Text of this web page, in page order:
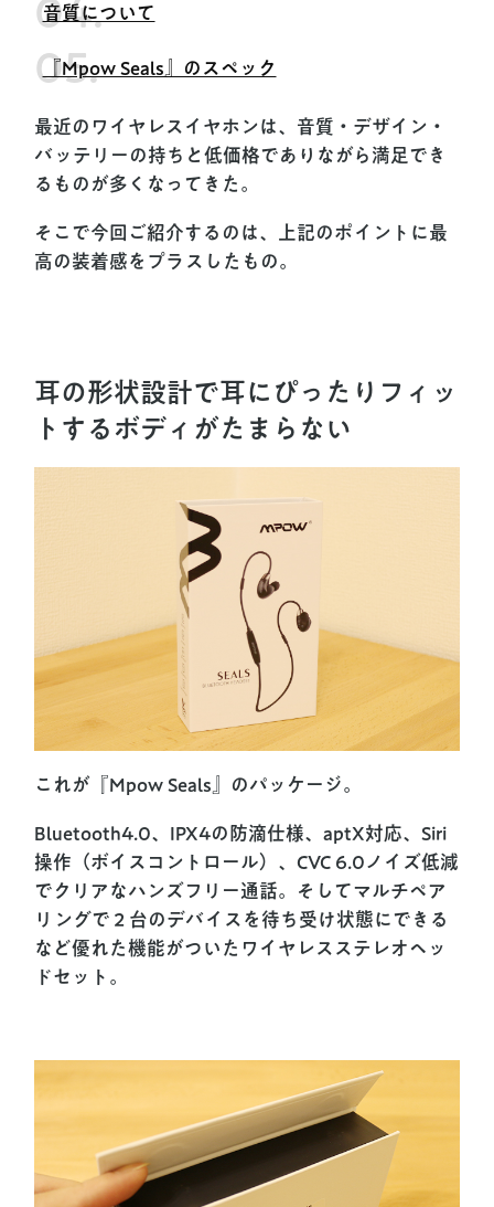
音質について
『Mpow Seals』のスペック
最近のワイヤレスイヤホンは、音質・デザイン・
バッテリーの持ちと低価格でありながら満足でき
るものが多くなってきた。
そこで今回ご紹介するのは、上記のポイントに最
高の装着感をプラスしたもの。
耳の形状設計で耳にぴったりフィッ
トするボディがたまらない
これが『Mpow Seals』のパッケージ。
Bluetooth4.0、IPX4の防滴仕様、aptX対応、Siri
操作（ボイスコントロール）、CVC 6.0ノイズ低減
でクリアなハンズフリー通話。そしてマルチペア
リングで２台のデバイスを待ち受け状態にできる
など優れた機能がついたワイヤレスステレオヘッ
ドセット。